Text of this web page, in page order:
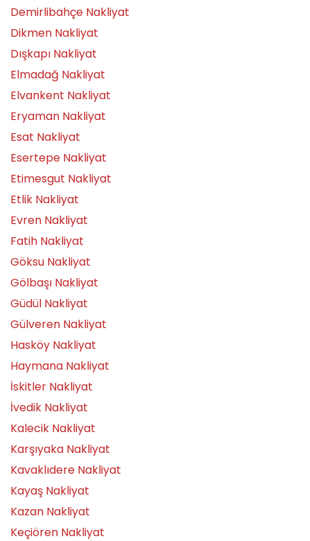
Demirlibahçe Nakliyat
Dikmen Nakliyat
Dışkapı Nakliyat
Elmadağ Nakliyat
Elvankent Nakliyat
Eryaman Nakliyat
Esat Nakliyat
Esertepe Nakliyat
Etimesgut Nakliyat
Etlik Nakliyat
Evren Nakliyat
Fatih Nakliyat
Göksu Nakliyat
Gölbaşı Nakliyat
Güdül Nakliyat
Gülveren Nakliyat
Hasköy Nakliyat
Haymana Nakliyat
İskitler Nakliyat
İvedik Nakliyat
Kalecik Nakliyat
Karşıyaka Nakliyat
Kavaklıdere Nakliyat
Kayaş Nakliyat
Kazan Nakliyat
Keçiören Nakliyat